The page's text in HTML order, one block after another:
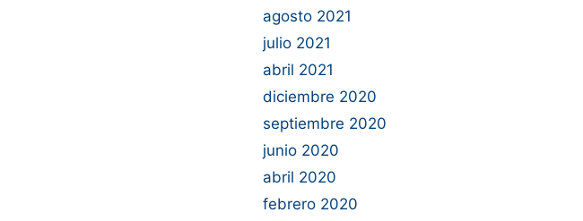
agosto 2021
julio 2021
abril 2021
diciembre 2020
septiembre 2020
junio 2020
abril 2020
febrero 2020